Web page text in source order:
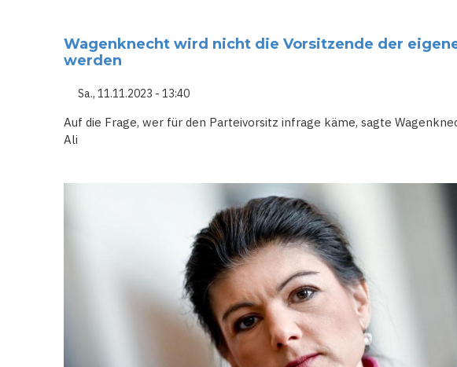
Wagenknecht wird nicht die Vorsitzende der
werden
Sa., 11.11.2023 - 13:40
Auf die Frage, wer für den Parteivorsitz infrage käme, sagte
Ali